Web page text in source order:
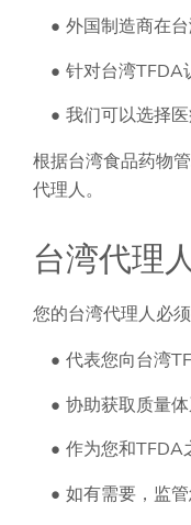
外国制造商在
针对台湾TFDA
我们可以选择
根据台湾食品药物
代理人。
台湾代理
您的台湾代理人必
代表您向台湾
协助获取质量
作为您和TFDA
如有需要，监